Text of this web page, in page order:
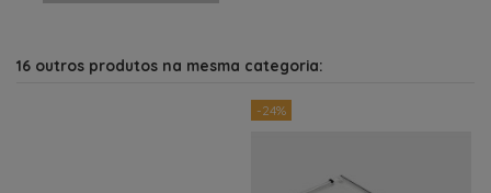
16 outros produtos na mesma categoria:
-24%